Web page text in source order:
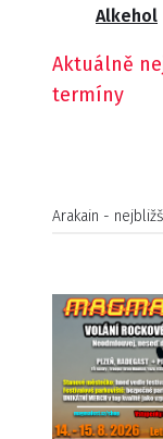
Alkehol
Aktuálně
termíny
Arakain -